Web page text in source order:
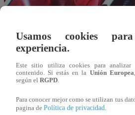
Usamos cookies
experiencia.
Este sitio utiliza cookies para
contenido. Si estás en la Unión Europea
según el RGPD.
Para conocer mejor como se utilizan tus
pagina de Política de privacidad.